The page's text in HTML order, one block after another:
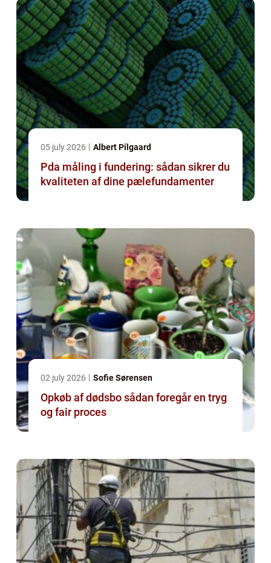
05 july 2026 Albert Pilgaard
Pda måling i fundering: sådan sikrer du
kvaliteten af dine pælefundamenter
02 july 2026 Sofie Sørensen
Opkøb af dødsbo sådan foregår en tryg
og fair proces